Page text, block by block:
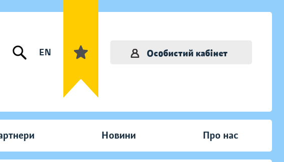
EN Особистий кабінет
Новини Про нас